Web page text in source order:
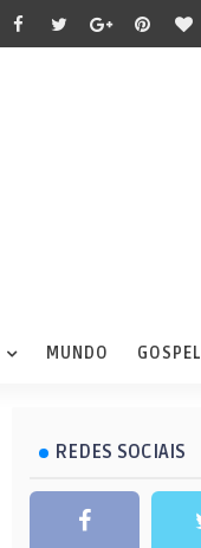
MUNDO GOSPEL
REDES SOCIAIS